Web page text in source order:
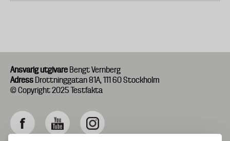
Ansvarig utgivare Bengt Vernberg
Adress Drottninggatan 81A, 111 60 Stockholm
© Copyright 2025 Testfakta